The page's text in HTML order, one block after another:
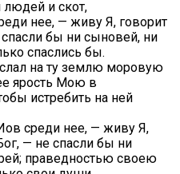
людей и скот,
нее, — живу Я, говорит
бы ни сыновей, ни
спаслись бы.
на ту землю моровую
ярость Мою в
истребить на ней
среди нее, — живу Я,
— не спасли бы ни
праведностью своею